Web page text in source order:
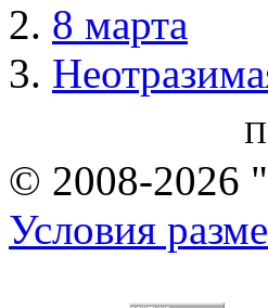
8 марта
© 2008-2026
Условия